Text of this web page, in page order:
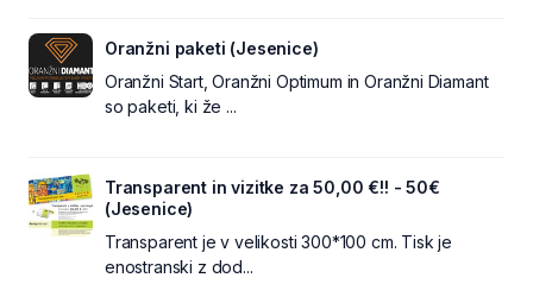
Oranžni paketi (Jesenice)
Oranžni Start, Oranžni Optimum in Oranžni Diamant
so paketi, ki že ...
Transparent in vizitke za 50,00 €!! - 50€
(Jesenice)
Transparent je v velikosti 300*100 cm. Tisk je
enostranski z dod...